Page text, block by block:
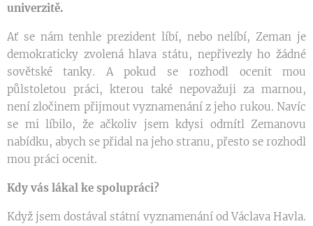
univerzitě.
Ať se nám tenhle prezident líbí, nebo nelíbí, Zeman je
demokraticky zvolená hlava státu, nepřivezly ho žádné
sovětské tanky. A pokud se rozhodl ocenit mou
půlstoletou práci, kterou také nepovažuji za marnou,
není zločinem přijmout vyznamenání z jeho rukou. Navíc
se mi líbilo, že ačkoliv jsem kdysi odmítl Zemanovu
nabídku, abych se přidal na jeho stranu, přesto se rozhodl
mou práci ocenit.
Kdy vás lákal ke spolupráci?
Když jsem dostával státní vyznamenání od Václava Havla.